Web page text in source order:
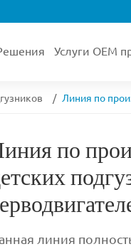
Услуги OEM
Линия по
по
линия